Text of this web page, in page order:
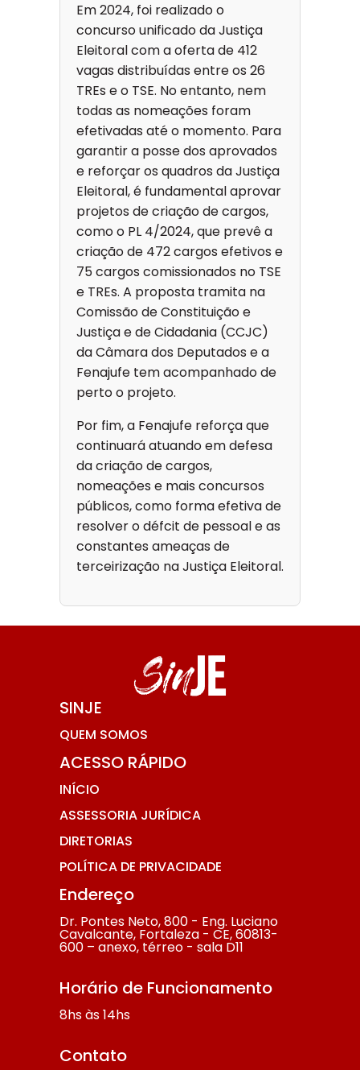
Em 2024, foi realizado o
concurso unificado da Justiça
Eleitoral com a oferta de 412
vagas distribuídas entre os 26
TREs e o TSE. No entanto, nem
todas as nomeações foram
efetivadas até o momento. Para
garantir a posse dos aprovados
e reforçar os quadros da Justiça
Eleitoral, é fundamental aprovar
projetos de criação de cargos,
como o PL 4/2024, que prevê a
criação de 472 cargos efetivos e
75 cargos comissionados no TSE
e TREs. A proposta tramita na
Comissão de Constituição e
Justiça e de Cidadania (CCJC)
da Câmara dos Deputados e a
Fenajufe tem acompanhado de
perto o projeto.
Por fim, a Fenajufe reforça que
continuará atuando em defesa
da criação de cargos,
nomeações e mais concursos
públicos, como forma efetiva de
resolver o défcit de pessoal e as
constantes ameaças de
terceirização na Justiça Eleitoral.
SINJE
QUEM SOMOS
ACESSO RÁPIDO
INÍCIO
ASSESSORIA JURÍDICA
DIRETORIAS
POLÍTICA DE PRIVACIDADE
Endereço
Dr. Pontes Neto, 800 - Eng. Luciano
Cavalcante, Fortaleza - CE, 60813-
600 – anexo, térreo - sala D11
Horário de Funcionamento
8hs às 14hs
Contato